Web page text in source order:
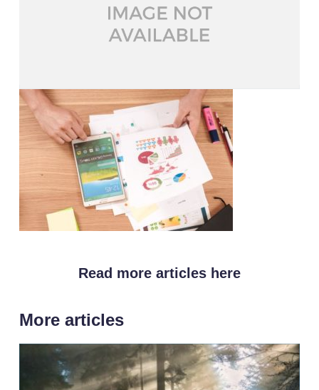
Read more articles here
More articles